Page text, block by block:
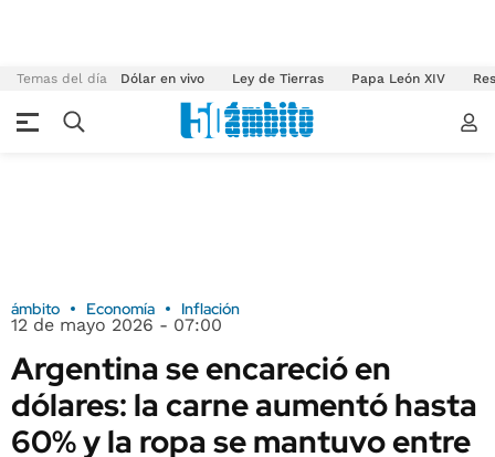
Temas del día Dólar en vivo Ley de Tierras Papa León XIV
ámbito Economía Inflación
12 de mayo 2026 - 07:00
Argentina se encareció en
dólares: la carne aumentó hasta
60% y la ropa se mantuvo entre